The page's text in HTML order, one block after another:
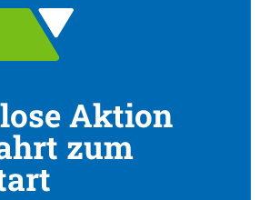
Aktion
zum